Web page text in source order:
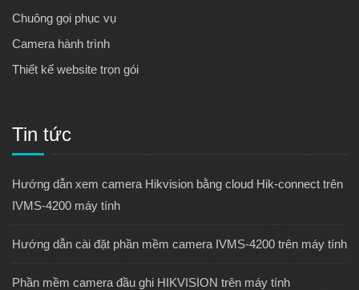
Chuông gọi phục vụ
Camera hành trình
Thiết kế website trọn gói
Tin tức
Hướng dẫn xem camera Hikvision bằng cloud Hik-connect trên
IVMS-4200 máy tính
Hướng dẫn cài đặt phần mềm camera IVMS-4200 trên máy tính
Phần mềm camera đầu ghi HIKVISION trên máy tính